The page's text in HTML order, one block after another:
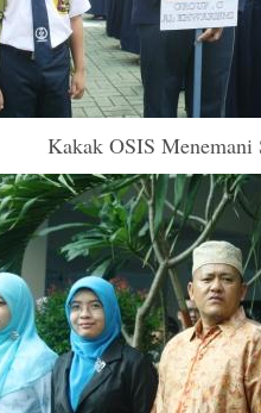
Kakak OSIS Menemani